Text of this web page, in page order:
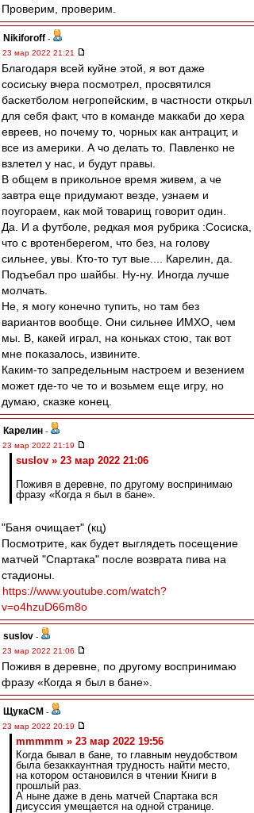
Проверим, проверим.
Nikiforoff -
23 мар 2022 21:21
Благодаря всей куйне этой, я вот даже
сосиську вчера посмотрел, просвятился
баскетболом негропейским, в частности открыл
для себя факт, что в команде маккаби до хера
евреев, но почему то, чорных как антрацит, и
все из америки. А чо делать то. Павленко не
взлетел у нас, и будут правы.
В общем в прикольное время живем, а че
завтра еще придумают везде, узнаем и
поугораем, как мой товарищ говорит один.
Да. И а футболе, редкая моя рубрика :Сосиска,
что с вротенберегом, что без, на голову
сильнее, увы. Кто-то тут вые.... Карелин, да.
Подъебал про шайбы. Ну-ну. Иногда лучше
молчать.
Не, я могу конечно тупить, но там без
вариантов вообще. Они сильнее ИМХО, чем
мы. В, какей играл, на коньках стою, так вот
мне показалось, извините.
Каким-то запредельным настроем и везением
может где-то че то и возьмем еще игру, но
думаю, сказке конец.
Карелин -
23 мар 2022 21:19
suslov » 23 мар 2022 21:06
Поживя в деревне, по другому воспринимаю
фразу «Когда я был в бане».
"Баня очищает" (кц)
Посмотрите, как будет выглядеть посещение
матчей "Спартака" после возврата пива на
стадионы.
https://www.youtube.com/watch?
v=o4hzuD66m8o
suslov -
23 мар 2022 21:06
Поживя в деревне, по другому воспринимаю
фразу «Когда я был в бане».
ЩукаСМ -
23 мар 2022 20:19
mmmmm » 23 мар 2022 19:56
Когда бывал в бане, то главным неудобством
была безаккаунтная трудность найти место,
на котором остановился в чтении Книги в
прошлый раз.
А ныне даже в день матчей Спартака вся
дисуссия умещается на одной странице.